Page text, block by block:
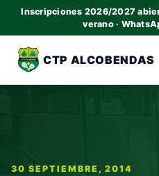
Inscripciones 2026/2027
verano ·
CTP ALCOBENDAS
30 SEPTIEMBRE, 2014